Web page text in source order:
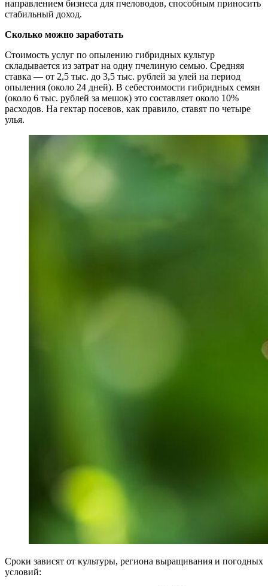
направлением бизнеса для пчеловодов, способным приносить
стабильный доход.
Сколько можно заработать
Стоимость услуг по опылению гибридных культур
складывается из затрат на одну пчелиную семью. Средняя
ставка — от 2,5 тыс. до 3,5 тыс. рублей за улей на период
опыления (около 24 дней). В себестоимости гибридных семян
(около 6 тыс. рублей за мешок) это составляет около 10%
расходов. На гектар посевов, как правило, ставят по четыре
улья.
Сроки зависят от культуры, региона выращивания и погодных
условий: